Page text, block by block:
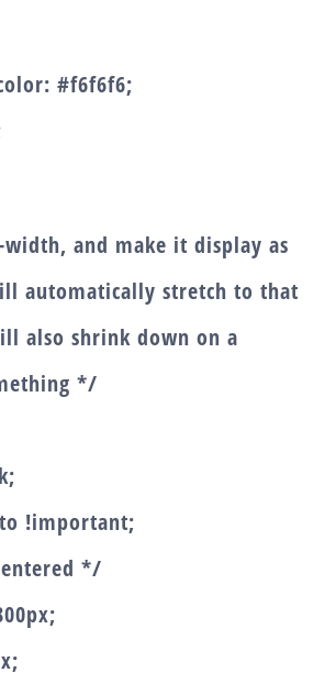
#f6f6f6;
and make it display as
automatically stretch to that
also shrink down on a
*/
!important;
*/